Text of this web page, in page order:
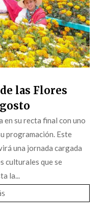
las Flores
en su recta final con uno
programación. Este
una jornada cargada
culturales que se
la...